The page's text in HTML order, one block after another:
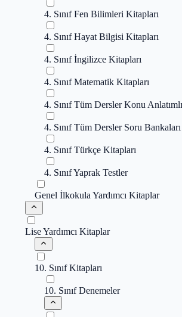
4. Sınıf Fen Bilimleri Kitapları
4. Sınıf Hayat Bilgisi Kitapları
4. Sınıf İngilizce Kitapları
4. Sınıf Matematik Kitapları
4. Sınıf Tüm Dersler Konu
4. Sınıf Tüm Dersler Soru Bankaları
4. Sınıf Türkçe Kitapları
4. Sınıf Yaprak Testler
Genel İlkokula Yardımcı Kitaplar
Lise Yardımcı Kitaplar
10. Sınıf Kitapları
10. Sınıf Denemeler